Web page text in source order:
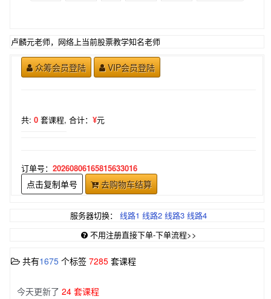
卢麟元老师，网络上当前股票教学知名老师
众筹会员登陆 VIP会员登陆
共: 0 套课程, 合计： ¥元
订单号： 20260806165815633016
点击复制单号 去购物车结算
服务器切换： 线路1 线路2 线路3 线路4
不用注册直接下单-下单流程>>
共有1675 个标签 7285 套课程
今天更新了 24 套课程